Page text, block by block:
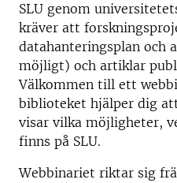
SLU genom
kräver att
datahanteringsplan och
möjligt) och artiklar
Välkommen till ett
biblioteket hjälper dig
visar vilka möjligheter,
finns på SLU.
Webbinariet riktar sig